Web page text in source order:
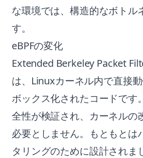
な環境では、構造的なボトル
す。
eBPFの変化
Extended Berkeley Packet
は、Linuxカーネル内で直接
ボックス化されたコードです
全性が検証され、カーネルの
必要としません。もともとは
タリングのために設計されま